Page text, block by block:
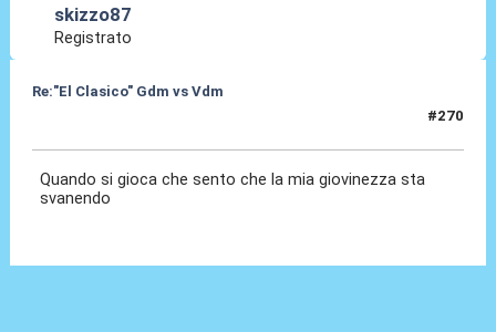
skizzo87
Registrato
Re:"El Clasico" Gdm vs Vdm
#270
Quando si gioca che sento che la mia giovinezza sta
svanendo